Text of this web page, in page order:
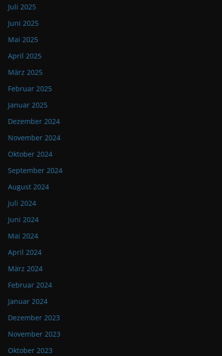
Juli 2025
Juni 2025
Mai 2025
April 2025
März 2025
Februar 2025
Januar 2025
Dezember 2024
November 2024
Oktober 2024
September 2024
August 2024
Juli 2024
Juni 2024
Mai 2024
April 2024
März 2024
Februar 2024
Januar 2024
Dezember 2023
November 2023
Oktober 2023